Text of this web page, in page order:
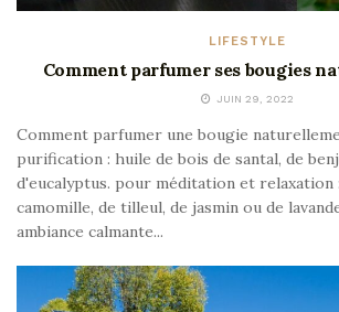
LIFESTYLE
Comment parfumer ses bougies
JUIN 29, 2022
Comment parfumer une bougie
purification : huile de bois de santal, de
d'eucalyptus. pour méditation et relaxation
camomille, de tilleul, de jasmin ou de
ambiance calmante...